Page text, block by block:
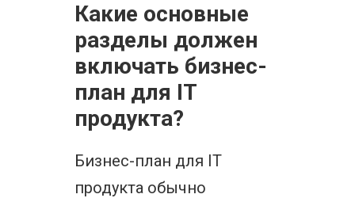
Какие основные
разделы должен
включать бизнес-
план для IT
продукта?
Бизнес-план для IT
продукта обычно